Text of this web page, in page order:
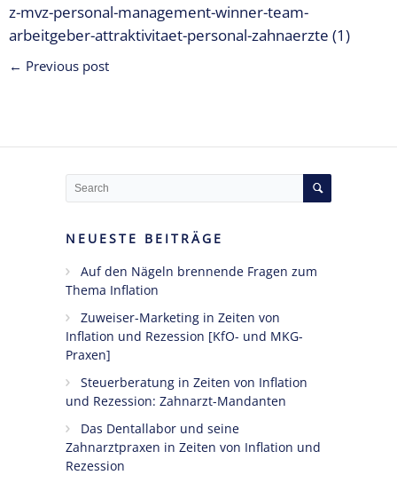
z-mvz-personal-management-winner-team-
arbeitgeber-attraktivitaet-personal-zahnaerzte (1)
← Previous post
NEUESTE BEITRÄGE
Auf den Nägeln brennende Fragen zum
Thema Inflation
Zuweiser-Marketing in Zeiten von
Inflation und Rezession [KfO- und MKG-
Praxen]
Steuerberatung in Zeiten von Inflation
und Rezession: Zahnarzt-Mandanten
Das Dentallabor und seine
Zahnarztpraxen in Zeiten von Inflation und
Rezession
Expertise 3 –
Z-MVZ
Positionierung
Z-MVZ
Personal-
Blockaden
und
Widerstände
angestellter
Zahnärzte